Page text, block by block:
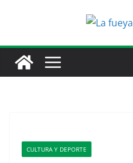
CULTURA Y DEPORTE